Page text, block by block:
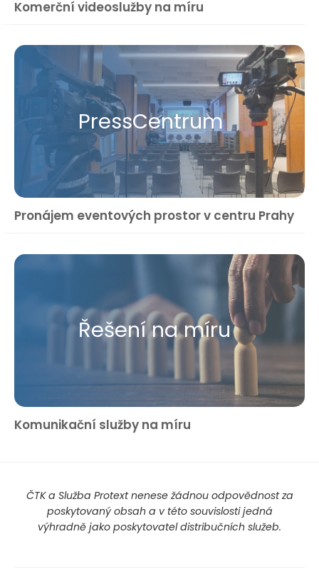
Komerční videoslužby na míru
Press​Centrum
Pronájem eventových prostor v centru Prahy
Řešení na míru
Komunikační služby na míru
ČTK a Služba Protext nenese žádnou odpovědnost za
poskytovaný obsah a v této souvislosti jedná
výhradně jako poskytovatel distribučních služeb.